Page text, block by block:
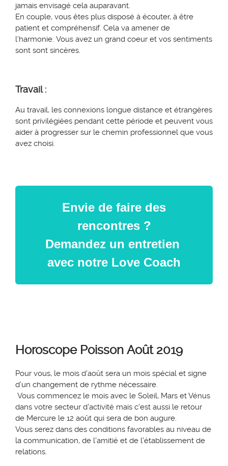
jamais envisagé cela auparavant.
En couple, vous êtes plus disposé à écouter, à être
patient et compréhensif. Cela va amener de
l’harmonie. Vous avez un grand coeur et vos sentiments
sont sont sincères.
Travail :
Au travail, les connexions longue distance et étrangères
sont privilégiées pendant cette période et peuvent vous
aider à progresser sur le chemin professionnel que vous
avez choisi.
Envie de faire des
rencontres ?
Demandez un entretien
avec notre Love Coach
Horoscope Poisson Août 2019
Pour vous, le mois d'août sera un mois spécial et signe
d’un changement de rythme nécessaire.
Vous commencez le mois avec le Soleil, Mars et Vénus
dans votre secteur d'activité mais c'est aussi le retour
de Mercure le 12 août qui sera de bon augure.
Vous serez dans des conditions favorables au niveau de
la communication, de l'amitié et de l'établissement de
relations.